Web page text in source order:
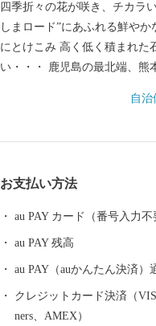
四季折々の花が咲き、チカラ
しまロード”にあふれる鮮や
にとけこみ 高く低く積まれた
い・・・ 鹿児島の最北端、熊本との県境に浮かぶ長島
のほか、大小23の島々からな
になりました。 そして、多く
うになりました。 海からはヒ
大地からは、この島特有の赤
をはじめ、不知火・甘夏など
の宝庫なのです。 私たちの町
自治
お支払い方法
au PAY カード（番号入力不
au PAY 残高
au PAY（auかんたん決済）
クレジットカード決済（
ners、AMEX）